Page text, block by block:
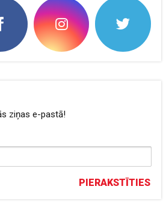
ziņas e-pastā!
PIERAKSTĪTIES